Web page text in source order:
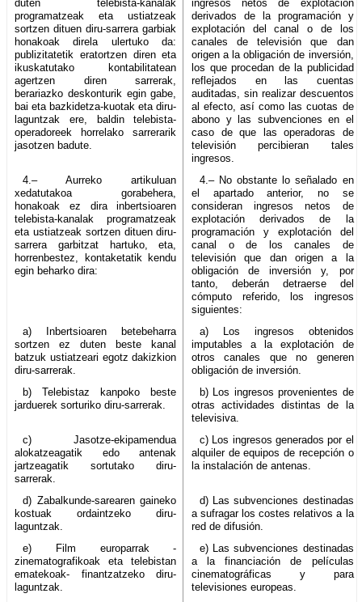
duten telebista-kanalak
programatzeak eta ustiatzeak
sortzen dituen diru-sarrera garbiak
honakoak direla ulertuko da:
publizitatetik eratortzen diren eta
ikuskatutako kontabilitatean
agertzen diren sarrerak,
berariazko deskonturik egin gabe,
bai eta bazkidetza-kuotak eta diru-
laguntzak ere, baldin telebista-
operadoreek horrelako sarrerarik
jasotzen badute.
ingresos netos de explotación
derivados de la programación y
explotación del canal o de los
canales de televisión que dan
origen a la obligación de inversión,
los que procedan de la publicidad
reflejados en las cuentas
auditadas, sin realizar descuentos
al efecto, así como las cuotas de
abono y las subvenciones en el
caso de que las operadoras de
televisión percibieran tales
ingresos.
4.– Aurreko artikuluan
xedatutakoa gorabehera,
honakoak ez dira inbertsioaren
telebista-kanalak programatzeak
eta ustiatzeak sortzen dituen diru-
sarrera garbitzat hartuko, eta,
horrenbestez, kontaketatik kendu
egin beharko dira:
4.– No obstante lo señalado en
el apartado anterior, no se
consideran ingresos netos de
explotación derivados de la
programación y explotación del
canal o de los canales de
televisión que dan origen a la
obligación de inversión y, por
tanto, deberán detraerse del
cómputo referido, los ingresos
siguientes:
a) Inbertsioaren betebeharra
sortzen ez duten beste kanal
batzuk ustiatzeari egotz dakizkion
diru-sarrerak.
a) Los ingresos obtenidos
imputables a la explotación de
otros canales que no generen
obligación de inversión.
b) Telebistaz kanpoko beste
jarduerek sorturiko diru-sarrerak.
b) Los ingresos provenientes de
otras actividades distintas de la
televisiva.
c) Jasotze-ekipamendua
alokatzeagatik edo antenak
jartzeagatik sortutako diru-
sarrerak.
c) Los ingresos generados por el
alquiler de equipos de recepción o
la instalación de antenas.
d) Zabalkunde-sarearen gaineko
kostuak ordaintzeko diru-
laguntzak.
d) Las subvenciones destinadas
a sufragar los costes relativos a la
red de difusión.
e) Film europarrak -
zinematografikoak eta telebistan
ematekoak- finantzatzeko diru-
laguntzak.
e) Las subvenciones destinadas
a la financiación de películas
cinematográficas y para
televisiones europeas.